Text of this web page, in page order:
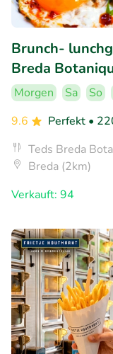
Brunch-
Breda
Morgen Sa So
9.6
Perfekt •
Teds Breda
Breda (2km)
Verkauft: 94